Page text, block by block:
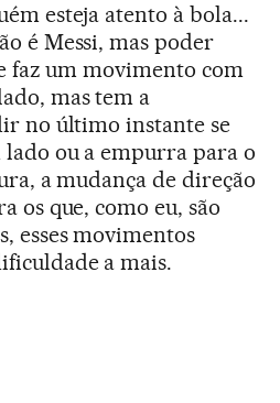
esteja atento à bola...
é Messi, mas poder
faz um movimento com
mas tem a
no último instante se
ou a empurra para o
a mudança de direção
os que, como eu, são
esses movimentos
a mais.